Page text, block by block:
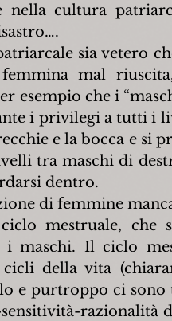
nella cultura
sia vetero
mal
esempio che i
i privilegi a tutti i
e la bocca e si
tra maschi di
dentro.
di femmine
mestruale, che
i maschi. Il ciclo
della vita
e purtroppo ci sono
razionalità